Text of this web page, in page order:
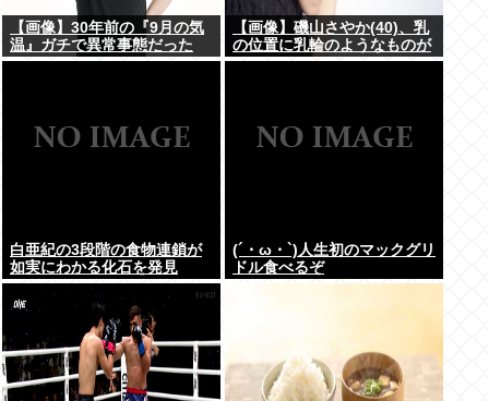
【画像】30年前の『9月の気
温』ガチで異常事態だった
www
【画像】磯山さやか(40)、乳
の位置に乳輪のようなものが
www
白亜紀の3段階の食物連鎖が
如実にわかる化石を発見
(´・ω・`)人生初のマックグリ
ドル食べるぞ